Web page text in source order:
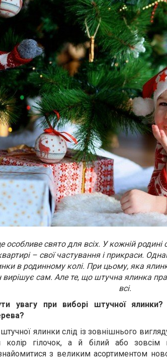
особливе свято для всіх. У кожній родині
– свої частування і прикраси.
в родинному колі. При цьому, яка
сам. Але те, що штучна ялинка
всі.
увагу при виборі штучної
ялинки слід із зовнішнього
колір гілочок, а й білий або
з великим асортиментом